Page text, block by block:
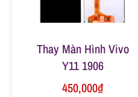
Thay Màn Hình Vivo
Y11 1906
450,000₫